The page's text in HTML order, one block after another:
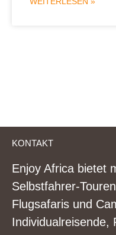
KONTAKT
Enjoy Africa bietet
Selbstfahrer-
Flugsafaris und
Individualreisende,